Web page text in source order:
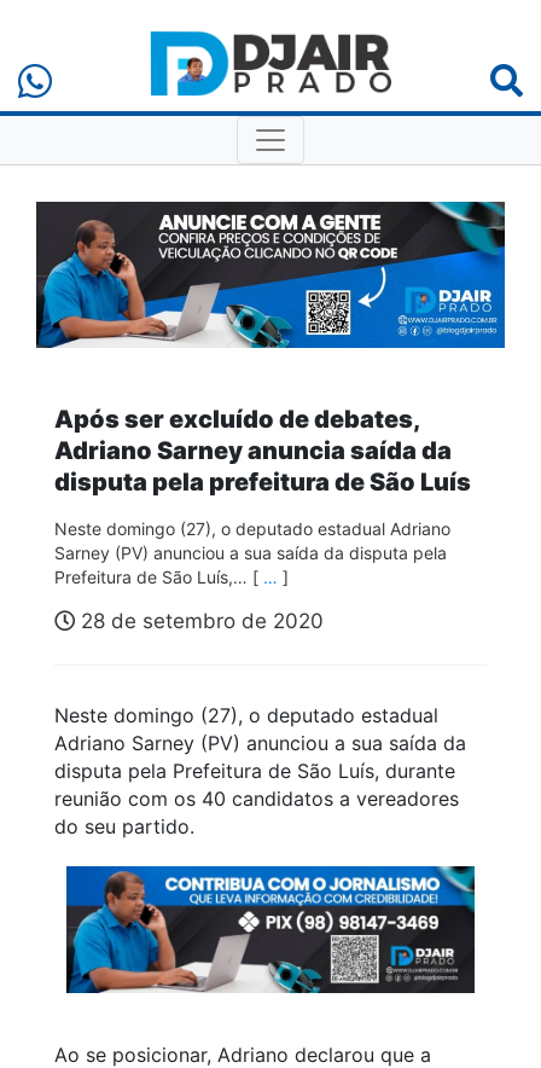
Após ser excluído de debates,
Adriano Sarney anuncia saída da
disputa pela prefeitura de São Luís
Neste domingo (27), o deputado estadual Adriano
Sarney (PV) anunciou a sua saída da disputa pela
Prefeitura de São Luís,… [ … ]
28 de setembro de 2020
Neste domingo (27), o deputado estadual
Adriano Sarney (PV) anunciou a sua saída da
disputa pela Prefeitura de São Luís, durante
reunião com os 40 candidatos a vereadores
do seu partido.
Ao se posicionar, Adriano declarou que a